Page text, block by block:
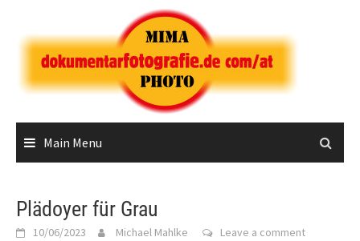
content
Main Menu
Plädoyer für Grau
10/06/2023 Michael Mahlke Leave a comment